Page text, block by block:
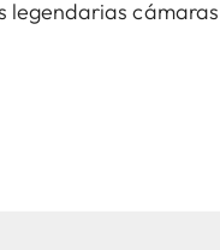
legendarias